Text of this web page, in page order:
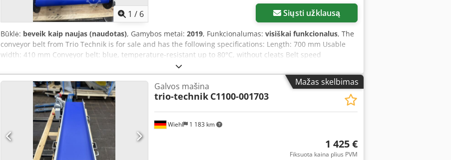
1 / 6 Siųsti užklausą
Būklė: beveik kaip naujas (naudotas), Gamybos metai: 2019, Funkcionalumas: visiškai funkcionalus, The
conveyor belt from Trio Technik is for sale and has the following specifications: Length: 700 mm Usable
width: 410 mm Conveyor belt: blue, temperature-resistant up to 80°C, without cleats Belt speed
(constant): 9 m/min Crodpfx Aswtfikehzof Supplied without support legs Guide plate: 60 mm high
Mažas skelbimas
Wiehl 1 183 km
Galvos mašina
trio-technik C1100-001703
1 425 €
Fiksuota kaina plius PVM